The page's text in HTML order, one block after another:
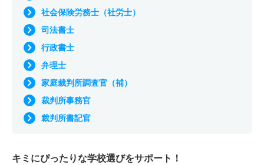
社会保険労務士（社労士）
司法書士
行政書士
弁理士
家庭裁判所調査官（補）
裁判所事務官
裁判所書記官
キミにぴったりな学校選びをサポート！